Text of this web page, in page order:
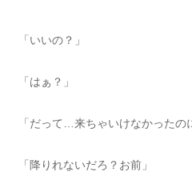
「いいの？」
「はぁ？」
「だって…来ちゃいけなかったの
「降りれないだろ？お前」